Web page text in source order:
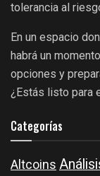
tolerancia al
En un espacio
habrá un
opciones y
¿Estás listo para
Categorías
Altcoins